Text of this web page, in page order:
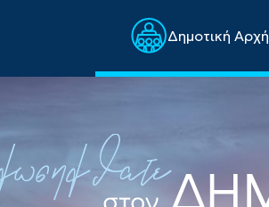
Δημοτική Αρχή